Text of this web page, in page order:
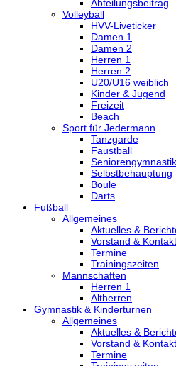
Abteilungsbeitrag
Volleyball
HVV-Liveticker
Damen 1
Damen 2
Herren 1
Herren 2
U20/U16 weiblich
Kinder & Jugend
Freizeit
Beach
Sport für Jedermann
Tanzgarde
Faustball
Seniorengymnastik
Selbstbehauptung
Boule
Darts
Fußball
Allgemeines
Aktuelles &
Vorstand & Kontakt
Termine
Trainingszeiten
Mannschaften
Herren 1
Altherren
Gymnastik & Kinderturnen
Allgemeines
Aktuelles &
Vorstand & Kontakt
Termine